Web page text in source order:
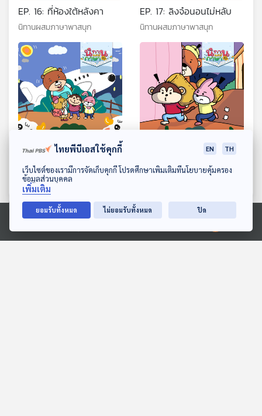
ดาวน์โหลด Thai PBS Podcast Application
Ⓒ 2020 องค์การกระจายเสียงและแพร่ภาพสาธารณะแห่งประเทศไทย
EP. 16: ที่ห้องใต้หลังคา
นิทานผสมภาษาพาสนุก
EP. 17: ลิงจ๋อนอนไม่หลับ
นิทานผสมภาษาพาสนุก
EP. 18: นานแล้วไม่ได้เจอกัน
นิทานผสมภาษาพาสนุก
EP. 19: ความลับที่ไม่ลับ
นิทานผสมภาษาพาสนุก
ไทยพีบีเอสใช้คุกกี้ EN TH
เว็บไซต์ของเรามีการจัดเก็บคุกกี้ โปรดศึกษาเพิ่มเติมที่นโยบายคุ้มครอง
ข้อมูลส่วนบุคคล
เพิ่มเติม
ยอมรับทั้งหมด ไม่ยอมรับทั้งหมด ปิด